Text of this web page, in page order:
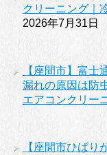
クリーニング｜
2026年7月31日
【座間市】富士
漏れの原因は防
エアコンクリー
【座間市ひば